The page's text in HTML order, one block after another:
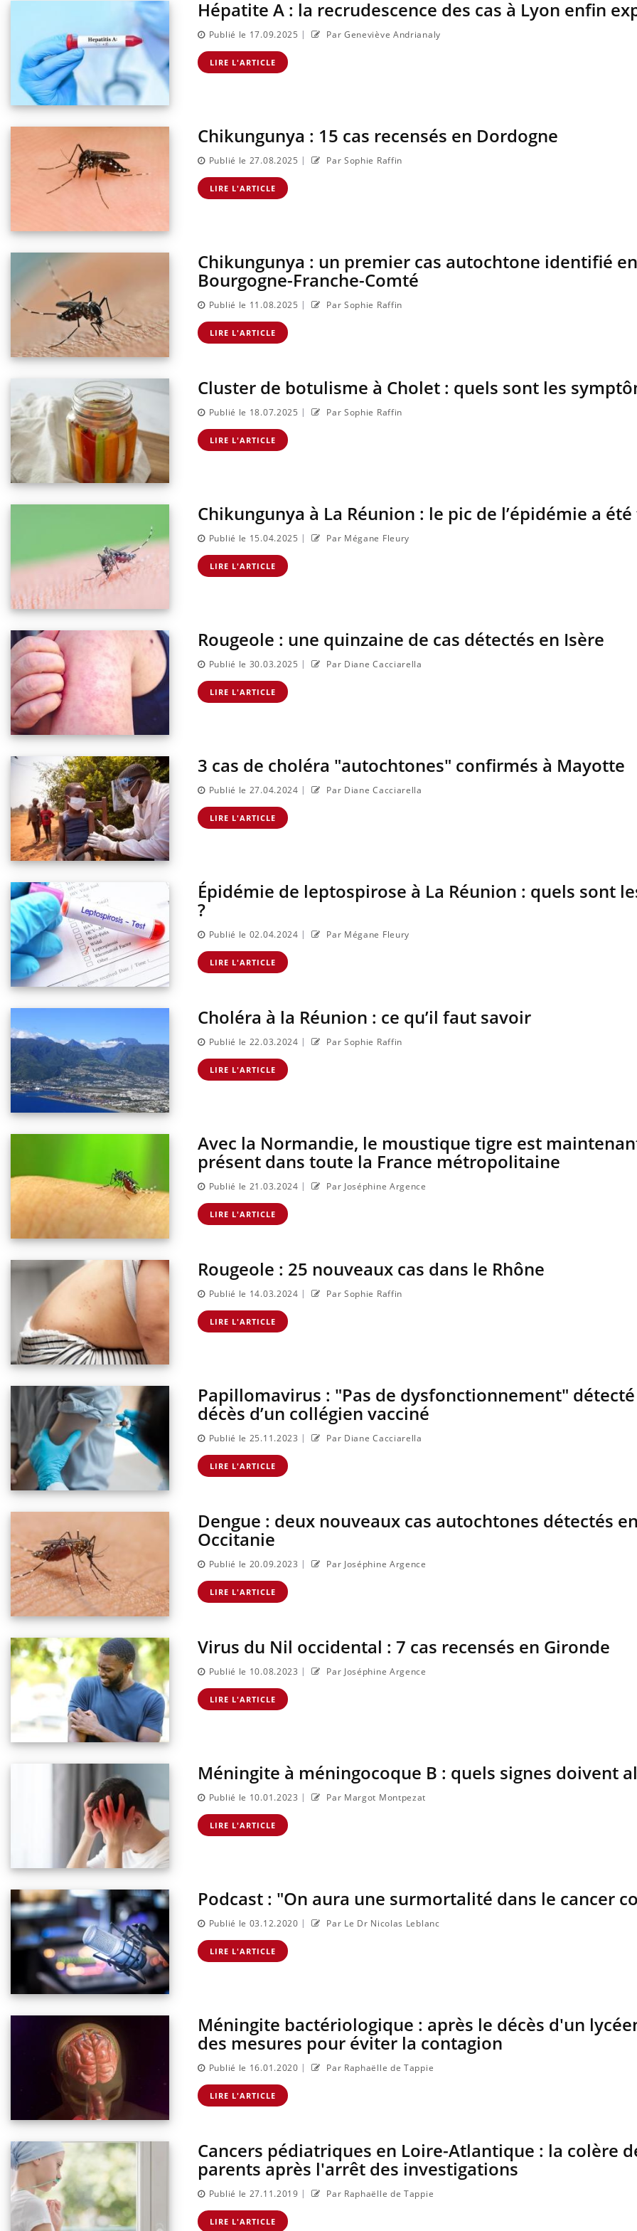
Hépatite A : la recrudescence des cas à Lyon enfin
Publié le 17.09.2025 | Par Geneviève Andrianaly
LIRE L'ARTICLE
Chikungunya : 15 cas recensés en Dordogne
Publié le 27.08.2025 | Par Sophie Raffin
LIRE L'ARTICLE
Chikungunya : un premier cas autochtone identifié en
Bourgogne-Franche-Comté
Publié le 11.08.2025 | Par Sophie Raffin
LIRE L'ARTICLE
Cluster de botulisme à Cholet : quels sont les
Publié le 18.07.2025 | Par Sophie Raffin
LIRE L'ARTICLE
Chikungunya à La Réunion : le pic de l’épidémie a
Publié le 15.04.2025 | Par Mégane Fleury
LIRE L'ARTICLE
Rougeole : une quinzaine de cas détectés en Isère
Publié le 30.03.2025 | Par Diane Cacciarella
LIRE L'ARTICLE
3 cas de choléra "autochtones" confirmés à Mayotte
Publié le 27.04.2024 | Par Diane Cacciarella
LIRE L'ARTICLE
Épidémie de leptospirose à La Réunion : quels sont
?
Publié le 02.04.2024 | Par Mégane Fleury
LIRE L'ARTICLE
Choléra à la Réunion : ce qu’il faut savoir
Publié le 22.03.2024 | Par Sophie Raffin
LIRE L'ARTICLE
Avec la Normandie, le moustique tigre est
présent dans toute la France métropolitaine
Publié le 21.03.2024 | Par Joséphine Argence
LIRE L'ARTICLE
Rougeole : 25 nouveaux cas dans le Rhône
Publié le 14.03.2024 | Par Sophie Raffin
LIRE L'ARTICLE
Papillomavirus : "Pas de dysfonctionnement"
décès d’un collégien vacciné
Publié le 25.11.2023 | Par Diane Cacciarella
LIRE L'ARTICLE
Dengue : deux nouveaux cas autochtones détectés en
Occitanie
Publié le 20.09.2023 | Par Joséphine Argence
LIRE L'ARTICLE
Virus du Nil occidental : 7 cas recensés en Gironde
Publié le 10.08.2023 | Par Joséphine Argence
LIRE L'ARTICLE
Méningite à méningocoque B : quels signes doivent
Publié le 10.01.2023 | Par Margot Montpezat
LIRE L'ARTICLE
Podcast : "On aura une surmortalité dans le cancer
Publié le 03.12.2020 | Par Le Dr Nicolas Leblanc
LIRE L'ARTICLE
Méningite bactériologique : après le décès d'un
des mesures pour éviter la contagion
Publié le 16.01.2020 | Par Raphaëlle de Tappie
LIRE L'ARTICLE
Cancers pédiatriques en Loire-Atlantique : la colère
parents après l'arrêt des investigations
Publié le 27.11.2019 | Par Raphaëlle de Tappie
LIRE L'ARTICLE
t-elle de
comprimé
se profile-t-
?
Fortes chaleurs : pourquoi
Le Viagra pourrait-il freiner
la propagation du cancer ?
Pourquoi manger moins de
protéines pourrait
finalement être bénéfique
Le smartphone nuit-il à
l'apprentissage de la
lecture ?
quelle
nouveau
piscine,
mains sont
Diabète & Ramadan 2026Youtube
Le Ramadan approche, et, pour de
nombreuses personnes atteintes de diabète,
c'est une période de questions, de défis,
mais ...
Youtube
Un « jumeau numérique » pour
faciliter l’accès à la médecine
préventiveYoutube
Youtube
COUP DE FOOD sur le